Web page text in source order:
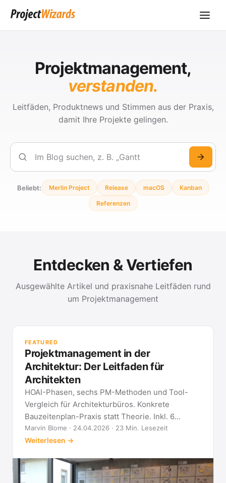
Projektmanagement,
verstanden.
Leitfäden, Produktnews und Stimmen aus der Praxis,
damit Ihre Projekte gelingen.
Suchen
Beliebt: Merlin Project Release macOS Kanban
Referenzen
Entdecken & Vertiefen
Ausgewählte Artikel und praxisnahe Leitfäden rund
um Projektmanagement
FEATURED
Projektmanagement in der
Architektur: Der Leitfaden für
Architekten
HOAI-Phasen, sechs PM-Methoden und Tool-
Vergleich für Architekturbüros. Konkrete
Bauzeitenplan-Praxis statt Theorie. Inkl. 6
Architekten-FAQ.
Marvin Blome · 24.04.2026 · 23 Min. Lesezeit
Weiterlesen →